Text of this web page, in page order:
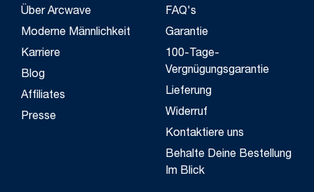
Über Arcwave
Moderne Männlichkeit
Karriere
Blog
Affiliates
Presse
FAQ's
Garantie
100-Tage-
Vergnügungsgarantie
Lieferung
Widerruf
Kontaktiere uns
Behalte Deine Bestellung
Im Blick